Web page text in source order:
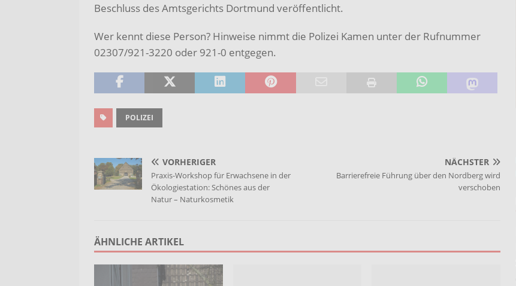
Beschluss des Amtsgerichts Dortmund veröffentlicht.
Wer kennt diese Person? Hinweise nimmt die Polizei Kamen unter der Rufnummer
02307/921-3220 oder 921-0 entgegen.
POLIZEI
VORHERIGER
Praxis-Workshop für Erwachsene in der
Ökologiestation: Schönes aus der
Natur – Naturkosmetik
NÄCHSTER
Barrierefreie Führung über den Nordberg wird
verschoben
ÄHNLICHE ARTIKEL